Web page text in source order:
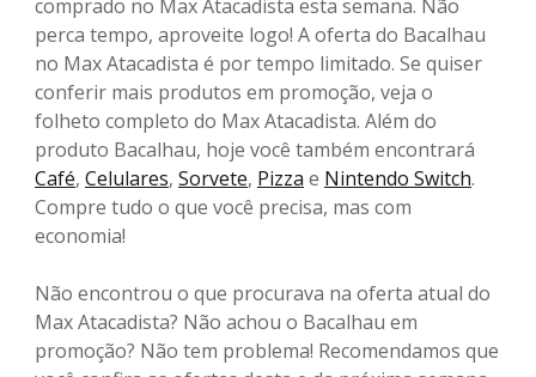
comprado no Max Atacadista esta semana. Não
perca tempo, aproveite logo! A oferta do Bacalhau
no Max Atacadista é por tempo limitado. Se quiser
conferir mais produtos em promoção, veja o
folheto completo do Max Atacadista. Além do
produto Bacalhau, hoje você também encontrará
Café, Celulares, Sorvete, Pizza e Nintendo Switch.
Compre tudo o que você precisa, mas com
economia!
Não encontrou o que procurava na oferta atual do
Max Atacadista? Não achou o Bacalhau em
promoção? Não tem problema! Recomendamos que